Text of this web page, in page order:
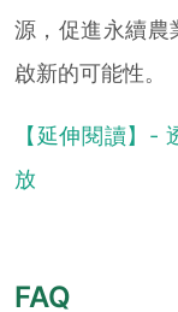
源，促進永續農
啟新的可能性。
【延伸閱讀】-
放
FAQ